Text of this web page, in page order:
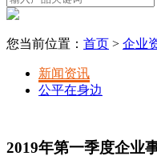
您当前位置： 首页 > 企业
新闻资讯
公平在身边
2019年第一季度企业